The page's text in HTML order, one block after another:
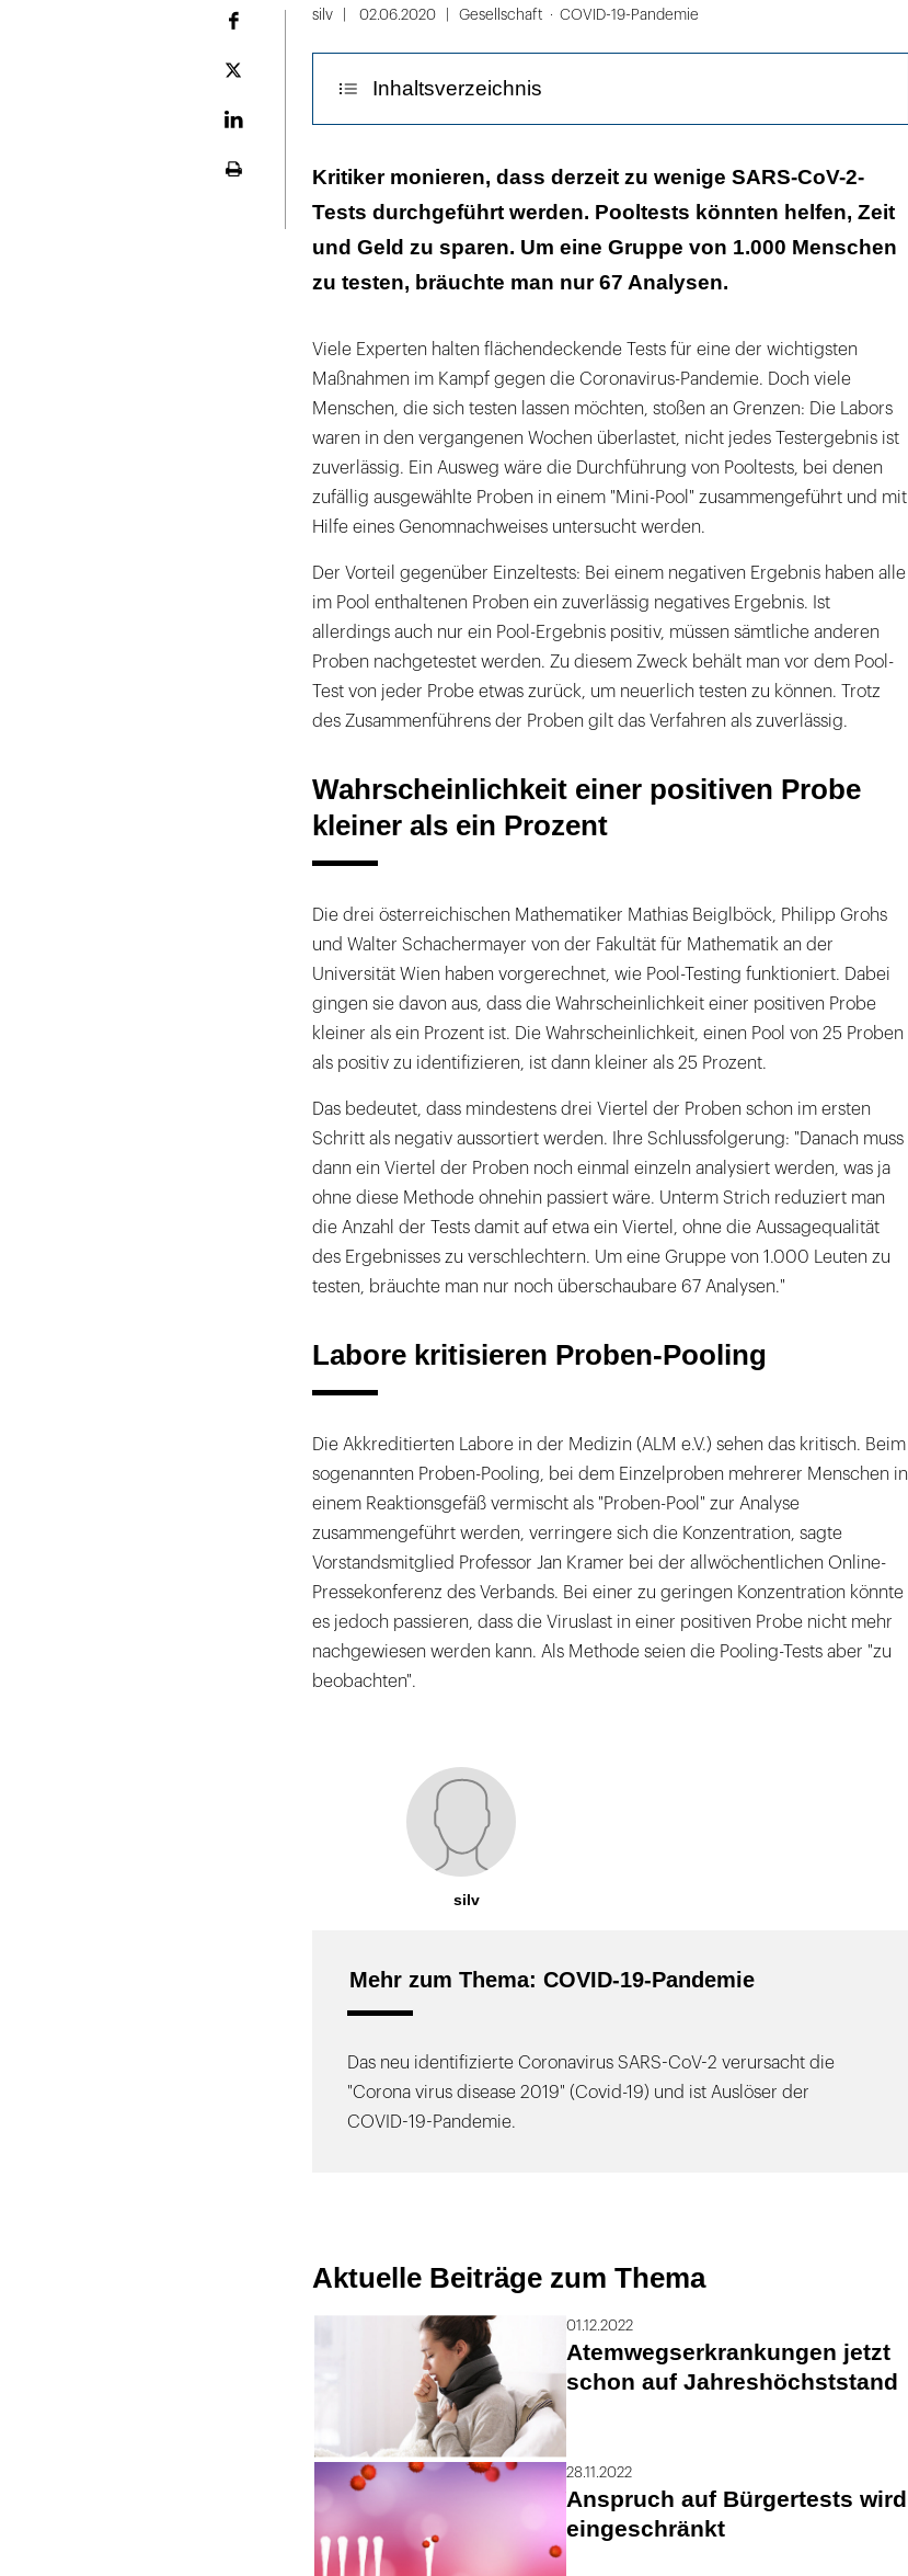
Plattform
silv 02.06.2020 Gesellschaft COVID-19-Pandemie
Inhaltsverzeichnis
Wahrscheinlichkeit einer positiven Probe kleiner als ein Prozent
Labore kritisieren Proben-Pooling
Kritiker monieren, dass derzeit zu wenige SARS-CoV-2-
Tests durchgeführt werden. Pooltests könnten helfen, Zeit
und Geld zu sparen. Um eine Gruppe von 1.000 Menschen
zu testen, bräuchte man nur 67 Analysen.
Viele Experten halten flächendeckende Tests für eine der wichtigsten
Maßnahmen im Kampf gegen die Coronavirus-Pandemie. Doch viele
Menschen, die sich testen lassen möchten, stoßen an Grenzen: Die Labors
waren in den vergangenen Wochen überlastet, nicht jedes Testergebnis ist
zuverlässig. Ein Ausweg wäre die Durchführung von Pooltests, bei denen
zufällig ausgewählte Proben in einem "Mini-Pool" zusammengeführt und mit
Hilfe eines Genomnachweises untersucht werden.
Der Vorteil gegenüber Einzeltests: Bei einem negativen Ergebnis haben alle
im Pool enthaltenen Proben ein zuverlässig negatives Ergebnis. Ist
allerdings auch nur ein Pool-Ergebnis positiv, müssen sämtliche anderen
Proben nachgetestet werden. Zu diesem Zweck behält man vor dem Pool-
Test von jeder Probe etwas zurück, um neuerlich testen zu können. Trotz
des Zusammenführens der Proben gilt das Verfahren als zuverlässig.
Wahrscheinlichkeit einer positiven Probe
kleiner als ein Prozent
Die drei österreichischen Mathematiker Mathias Beiglböck, Philipp Grohs
und Walter Schachermayer von der Fakultät für Mathematik an der
Universität Wien haben vorgerechnet, wie Pool-Testing funktioniert. Dabei
gingen sie davon aus, dass die Wahrscheinlichkeit einer positiven Probe
kleiner als ein Prozent ist. Die Wahrscheinlichkeit, einen Pool von 25 Proben
als positiv zu identifizieren, ist dann kleiner als 25 Prozent.
Das bedeutet, dass mindestens drei Viertel der Proben schon im ersten
Schritt als negativ aussortiert werden. Ihre Schlussfolgerung: "Danach muss
dann ein Viertel der Proben noch einmal einzeln analysiert werden, was ja
ohne diese Methode ohnehin passiert wäre. Unterm Strich reduziert man
die Anzahl der Tests damit auf etwa ein Viertel, ohne die Aussagequalität
des Ergebnisses zu verschlechtern. Um eine Gruppe von 1.000 Leuten zu
testen, bräuchte man nur noch überschaubare 67 Analysen."
Labore kritisieren Proben-Pooling
Die Akkreditierten Labore in der Medizin (ALM e.V.) sehen das kritisch. Beim
sogenannten Proben-Pooling, bei dem Einzelproben mehrerer Menschen in
einem Reaktionsgefäß vermischt als "Proben-Pool" zur Analyse
zusammengeführt werden, verringere sich die Konzentration, sagte
Vorstandsmitglied Professor Jan Kramer bei der allwöchentlichen Online-
Pressekonferenz des Verbands. Bei einer zu geringen Konzentration könnte
es jedoch passieren, dass die Viruslast in einer positiven Probe nicht mehr
nachgewiesen werden kann. Als Methode seien die Pooling-Tests aber "zu
beobachten".
silv
Mehr zum Thema: COVID-19-Pandemie
Das neu identifizierte Coronavirus SARS-CoV-2 verursacht die
"Corona virus disease 2019" (Covid-19) und ist Auslöser der
COVID-19-Pandemie.
Aktuelle Beiträge zum Thema
01.12.2022
Atemwegserkrankungen jetzt
schon auf Jahreshöchststand
28.11.2022
Anspruch auf Bürgertests wird
eingeschränkt